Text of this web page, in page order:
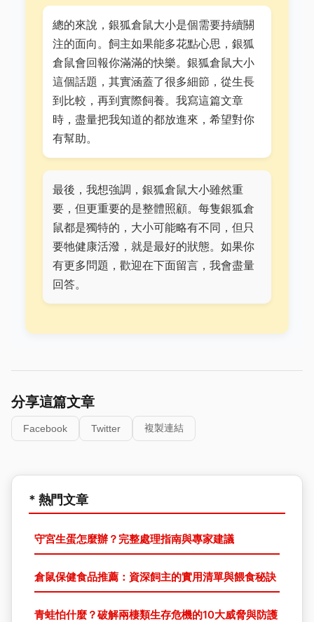
總的來說，銀狐倉鼠大小是個需要持續關
注的面向。飼主如果能多花點心思，銀狐
倉鼠會回報你滿滿的快樂。銀狐倉鼠大小
這個話題，其實涵蓋了很多細節，從生長
到比較，再到實際飼養。我寫這篇文章
時，盡量把我知道的都放進來，希望對你
有幫助。
最後，我想強調，銀狐倉鼠大小雖然重
要，但更重要的是整體照顧。每隻銀狐倉
鼠都是獨特的，大小可能略有不同，但只
要牠健康活潑，就是最好的狀態。如果你
有更多問題，歡迎在下面留言，我會盡量
回答。
分享這篇文章
Facebook Twitter 複製連結
* 熱門文章
守宮生蛋怎麼辦？完整處理指南與專家建議
倉鼠保健食品推薦：資深飼主的實用清單與餵食秘訣
青蛙怕什麼？破解兩棲類生存危機的10大威脅與防護